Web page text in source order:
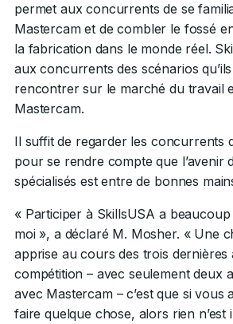
permet aux concurrents de se
Mastercam et de combler le fossé
la fabrication dans le monde réel.
aux concurrents des scénarios
rencontrer sur le marché du travail
Mastercam.
Il suffit de regarder les concurrents
pour se rendre compte que l’avenir
spécialisés est entre de bonnes
« Participer à SkillsUSA a
moi », a déclaré M. Mosher. « Une
apprise au cours des trois dernières
compétition – avec seulement deux
avec Mastercam – c’est que si vous
faire quelque chose, alors rien n’est